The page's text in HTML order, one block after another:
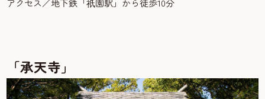
祇
「承天寺」